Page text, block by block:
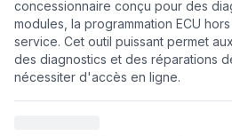
concessionnaire conçu pour des
modules, la programmation ECU
service. Cet outil puissant permet
des diagnostics et des réparations
nécessiter d'accès en ligne.